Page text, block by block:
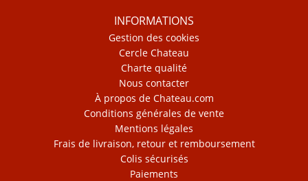
INFORMATIONS
Gestion des cookies
Cercle Chateau
Charte qualité
Nous contacter
À propos de Chateau.com
Conditions générales de vente
Mentions légales
Frais de livraison, retour et remboursement
Colis sécurisés
Paiements